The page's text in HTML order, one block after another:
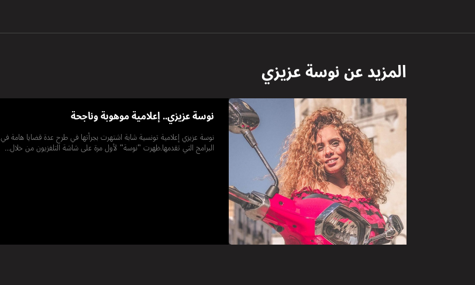
المزيد عننوسة عزيزي
نوسة عزيزي.. إعلامية موهوبة وناجحة
نوسة عزيزي إعلامية تونسية شابة اشتهرت بجرأتها في طرح عدة قضايا هامة في
البرامج التي تقدمها.ظهرت "نوسة" لأول مرة على شاشة التلفزيون من خلال...